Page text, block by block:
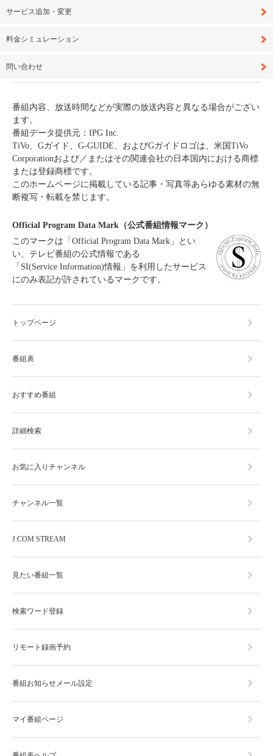
サービス追加・変更
料金シミュレーション
問い合わせ
番組内容、放送時間などが実際の放送内容と異なる場合がござい
ます。
番組データ提供元：IPG Inc.
TiVo、Gガイド、G-GUIDE、およびGガイドロゴは、米国TiVo
Corporationおよび／またはその関連会社の日本国内における商標
または登録商標です。
このホームページに掲載している記事・写真等あらゆる素材の無
断複写・転載を禁じます。
Official Program Data Mark（公式番組情報マーク）
このマークは「Official Program Data Mark」とい
い、テレビ番組の公式情報である
「SI(Service Information)情報」を利用したサービス
にのみ表記が許されているマークです。
トップページ
番組表
おすすめ番組
詳細検索
お気に入りチャンネル
チャンネル一覧
J:COM STREAM
見たい番組一覧
検索ワード登録
リモート録画予約
番組お知らせメール設定
マイ番組ページ